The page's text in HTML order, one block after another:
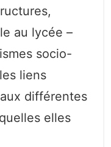
au lycée –
socio-
liens
différentes
elles